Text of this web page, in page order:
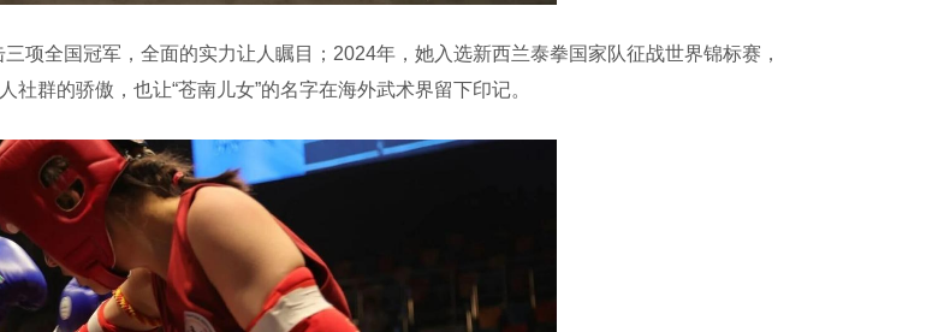
全国冠军，全面的实力让人瞩目；2024年，她入选新西兰泰拳国家队征战世界锦标赛，
群的骄傲，也让“苍南儿女”的名字在海外武术界留下印记。